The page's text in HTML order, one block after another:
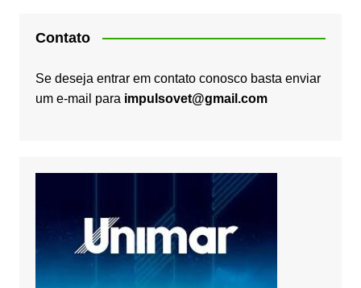
Contato
Se deseja entrar em contato conosco basta enviar
um e-mail para impulsovet@gmail.com